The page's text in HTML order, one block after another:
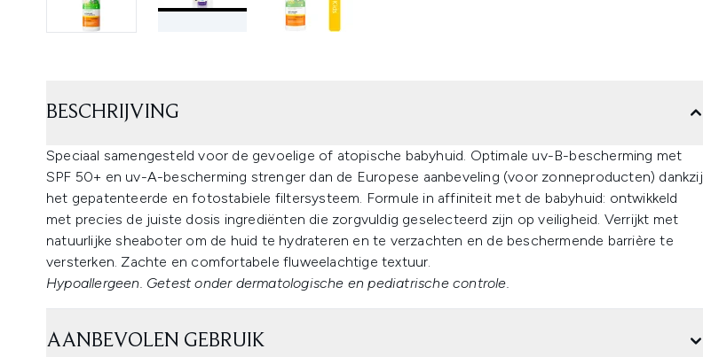
BESCHRIJVING
Speciaal samengesteld voor de gevoelige of atopische babyhuid. Optimale uv-B-bescherming met
SPF 50+ en uv-A-bescherming strenger dan de Europese aanbeveling (voor zonneproducten) dankzij
het gepatenteerde en fotostabiele filtersysteem. Formule in affiniteit met de babyhuid: ontwikkeld
met precies de juiste dosis ingrediënten die zorgvuldig geselecteerd zijn op veiligheid. Verrijkt met
natuurlijke sheaboter om de huid te hydrateren en te verzachten en de beschermende barrière te
versterken. Zachte en comfortabele fluweelachtige textuur.
Hypoallergeen. Getest onder dermatologische en pediatrische controle.
AANBEVOLEN GEBRUIK